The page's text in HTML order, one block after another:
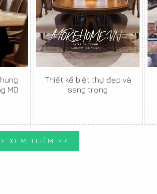
MD
Thiết kế biệt thự đẹp và
sang trọng
XEM THÊM <<